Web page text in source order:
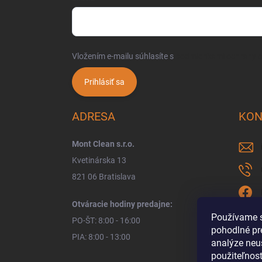
Používame
pohodlné
analýze
Vložením e-mailu súhlasíte s
Prihlásiť sa
ADRESA
Mont Clean s.r.o.
Kvetinárska 13
821 06 Bratislava
Otváracie hodiny predajne:
PO-ŠT: 8:00 - 16:00
PIA: 8:00 - 13:00